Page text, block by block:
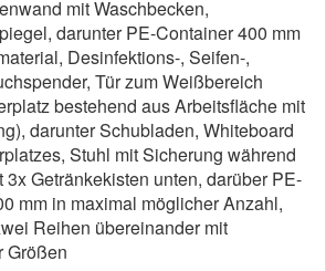
mit Waschbecken,
darunter PE-Container 400 mm
Desinfektions-, Seifen-,
Tür zum Weißbereich
bestehend aus Arbeitsfläche mit
darunter Schubladen, Whiteboard
Stuhl mit Sicherung während
3x Getränkekisten unten, darüber PE-
mm in maximal möglicher Anzahl,
Reihen übereinander mit
Größen